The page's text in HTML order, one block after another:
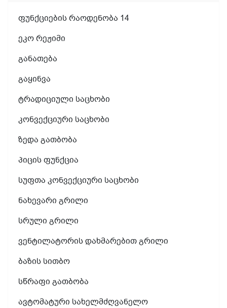
ფუნქციების რაოდენობა 14
ეკო რეჟიმი
განათება
გაყინვა
ტრადიციული საცხობი
კონვექციური საცხობი
ზედა გათბობა
პიცის ფუნქცია
სუფთა კონვექციური საცხობი
ნახევარი გრილი
სრული გრილი
ვენტილატორის დახმარებით გრილი
ბაზის სითბო
სწრაფი გათბობა
ავტომატური სახელმძღვანელო